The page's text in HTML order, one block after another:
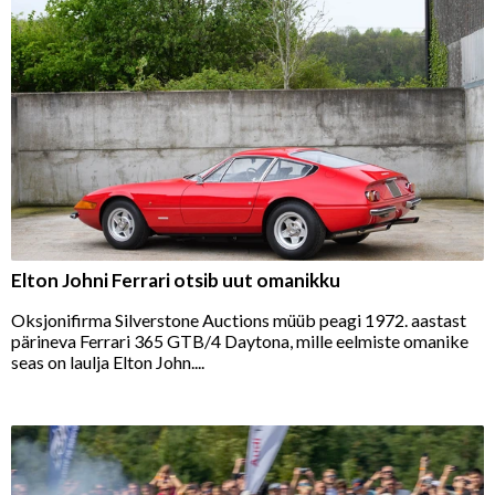
Elton Johni Ferrari otsib uut omanikku
Oksjonifirma Silverstone Auctions müüb peagi 1972. aastast
pärineva Ferrari 365 GTB/4 Daytona, mille eelmiste omanike
seas on laulja Elton John....